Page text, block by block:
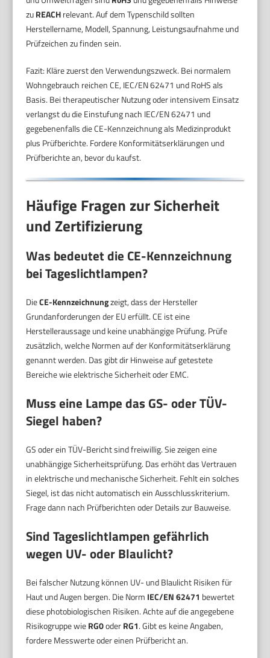
zuREACHrelevant. Auf dem Typenschild sollten
Herstellername, Modell, Spannung, Leistungsaufnahme und
Prüfzeichen zu finden sein.
Fazit: Kläre zuerst den Verwendungszweck. Bei normalem
Wohngebrauch reichen CE, IEC/EN 62471 und RoHS als
Basis. Bei therapeutischer Nutzung oder intensivem Einsatz
verlangst du die Einstufung nach IEC/EN 62471 und
gegebenenfalls die CE-Kennzeichnung als Medizinprodukt
plus Prüfberichte. Fordere Konformitätserklärungen und
Prüfberichte an, bevor du kaufst.
Häufige Fragen zur Sicherheit
und Zertifizierung
Was bedeutet die CE-Kennzeichnung
bei Tageslichtlampen?
DieCE-Kennzeichnungzeigt, dass der Hersteller
Grundanforderungen der EU erfüllt. CE ist eine
Herstelleraussage und keine unabhängige Prüfung. Prüfe
zusätzlich, welche Normen auf der Konformitätserklärung
genannt werden. Das gibt dir Hinweise auf getestete
Bereiche wie elektrische Sicherheit oder EMC.
Muss eine Lampe das GS- oder TÜV-
Siegel haben?
GS oder ein TÜV-Bericht sind freiwillig. Sie zeigen eine
unabhängige Sicherheitsprüfung. Das erhöht das Vertrauen
in elektrische und mechanische Sicherheit. Fehlt ein solches
Siegel, ist das nicht automatisch ein Ausschlusskriterium.
Frage dann nach Prüfberichten oder Details zur Bauweise.
Sind Tageslichtlampen gefährlich
wegen UV- oder Blaulicht?
Bei falscher Nutzung können UV- und Blaulicht Risiken für
Haut und Augen bergen. Die Norm IEC/EN 62471 bewertet
diese photobiologischen Risiken. Achte auf die angegebene
Risikogruppe wieRG0oderRG1. Gibt es keine Angaben,
fordere Messwerte oder einen Prüfbericht an.